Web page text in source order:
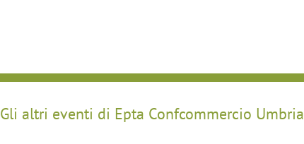
Gli altri eventi di Epta Confcommercio Umbria